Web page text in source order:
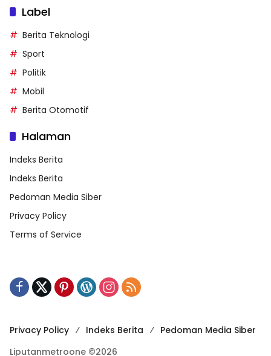
Label
Berita Teknologi
Sport
Politik
Mobil
Berita Otomotif
Halaman
Indeks Berita
Indeks Berita
Pedoman Media Siber
Privacy Policy
Terms of Service
Privacy Policy Indeks Berita
Pedoman Media Siber
Liputanmetroone ©2026